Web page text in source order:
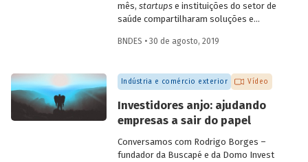
mês, startupse instituições do setor de
saúde compartilharam soluções e
presença de mais de dez startups e de 15
e privado, incluindo hospitais, planos de
saúde, empresas farmacêuticas e
empresas de diagnóstico. Confira a seguir
as questões discutidas e vídeo com
alguns depoimentos do evento.
BNDES • 30 de agosto, 2019
Indústria e comércio exterior Vídeo
Investidores anjo: ajudando
empresas a sair do papel
Conversamos com Rodrigo Borges –
fundador da Buscapé e da Domo Invest